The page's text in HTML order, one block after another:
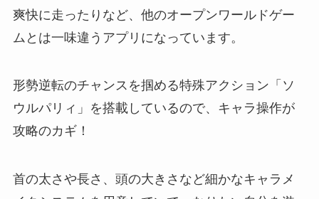
爽快に走ったりなど、 他のオープンワールドゲー
ムとは一味違う アプリになっています。
形勢逆転のチャンスを掴める特殊アクション「ソ
ウルパリィ」を搭載しているので、キャラ操作が
攻略のカギ！
首の太さや長さ、頭の大きさなど細かなキャラメ